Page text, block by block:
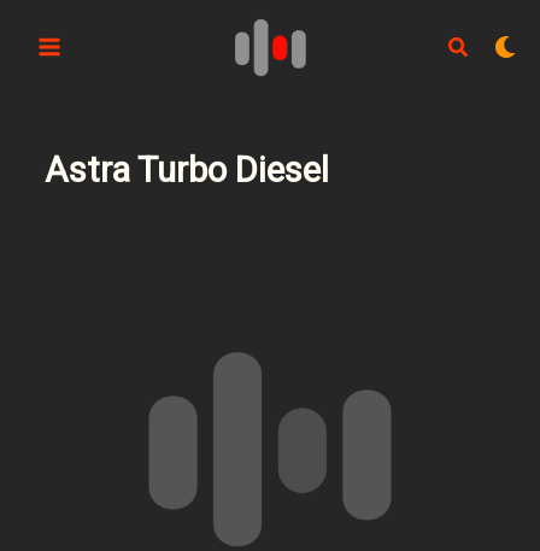
Astra Turbo Diesel